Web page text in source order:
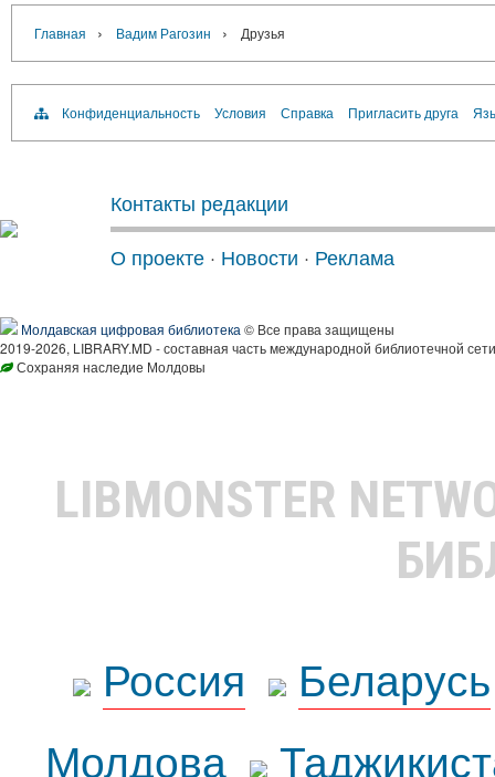
Главная › Вадим Рагозин › Друзья
Конфиденциальность Условия Справка Пригласить друга
Контакты редакции
О проекте · Новости · Реклама
Молдавская цифровая библиотека © Все права защищены
2019-2026, LIBRARY.MD - составная часть международной библиотечной
Сохраняя наследие Молдовы
LIBMONSTER
Россия
Беларусь
Молдова